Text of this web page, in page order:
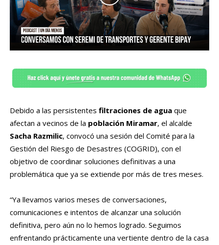
Debido a las persistentes filtraciones de agua que
afectan a vecinos de la población Miramar, el alcalde
Sacha Razmilic, convocó una sesión del Comité para la
Gestión del Riesgo de Desastres (COGRID), con el
objetivo de coordinar soluciones definitivas a una
problemática que ya se extiende por más de tres meses.
“Ya llevamos varios meses de conversaciones,
comunicaciones e intentos de alcanzar una solución
definitiva, pero aún no lo hemos logrado. Seguimos
enfrentando prácticamente una vertiente dentro de la casa